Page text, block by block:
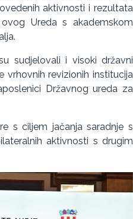
aktivnosti i rezultata
Ureda s akademskom
sudjelovali i visoki državni
vrhovnih revizionih institucija
Državnog ureda za
s ciljem jačanja saradnje s
aktivnosti s drugim